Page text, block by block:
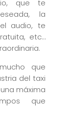
que te
la
audio, te
etc…
que
del taxi
máxima
que